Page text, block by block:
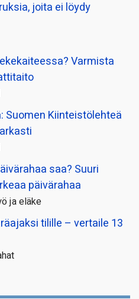
joita ei löydy
Varmista
Suomen Kiinteistölehteä
saa? Suuri
päivärahaa
ja eläke
tilille – vertaile 13